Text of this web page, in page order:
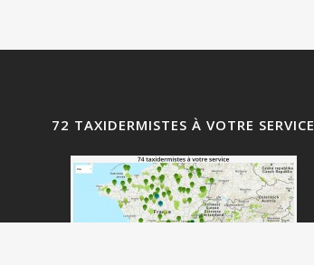
72 TAXIDERMISTES À VOTRE SERVICE